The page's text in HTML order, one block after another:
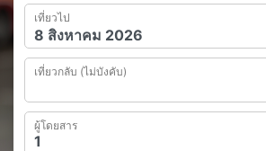
เที่ยวไป
เที่ยวกลับ (ไม่บังคับ)
ผู้โดยสาร